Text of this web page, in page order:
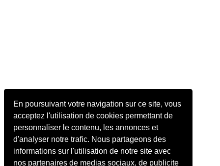
En poursuivant votre navigation sur ce site, vous
acceptez l'utilisation de cookies permettant de
personnaliser le contenu, les annonces et
d'analyser notre trafic. Nous partageons des
informations sur l'utilisation de notre site avec
nos partenaires de medias sociaux, de publicite